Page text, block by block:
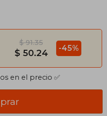
$ 91.35
$ 50.24 -45%
en el precio ✅